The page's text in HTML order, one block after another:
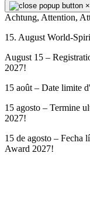
×
Achtung, Attention,
15. August World-
August 15 –
2027!
15 août – Date limite
15 agosto – Termine
2027!
15 de agosto – Fecha
Award 2027!